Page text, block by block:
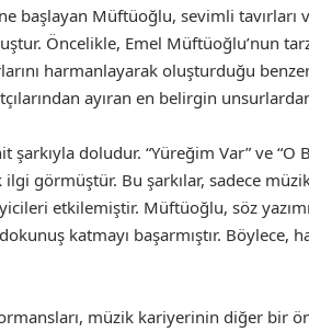
başlayan Müftüoğlu, sevimli tavırları
Öncelikle, Emel Müftüoğlu’nun
harmanlayarak oluşturduğu
ayıran en belirgin
doludur. “Yüreğim Var” ve “O
görmüştür. Bu şarkılar, sadece
etkilemiştir. Müftüoğlu, söz
katmayı başarmıştır. Böylece,
müzik kariyerinin diğer bir